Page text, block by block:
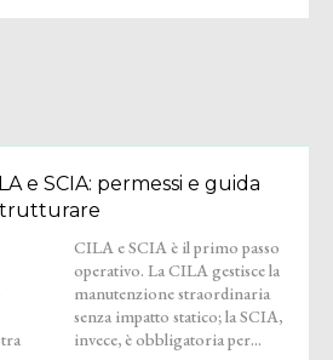
e SCIA: permessi e guida
invece, è obbligatoria per...